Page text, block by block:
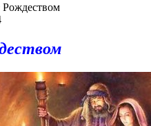
Рождеством